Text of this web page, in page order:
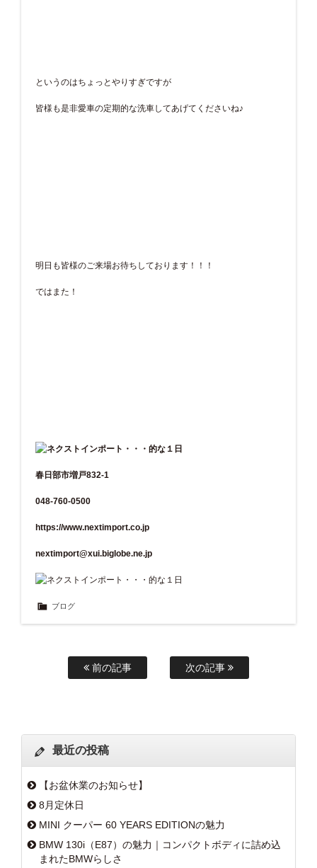
というのはちょっとやりすぎですが
皆様も是非愛車の定期的な洗車してあげてくださいね♪
明日も皆様のご来場お待ちしております！！！
ではまた！
春日部市増戸832-1
048-760-0500
https://www.nextimport.co.jp
nextimport@xui.biglobe.ne.jp
ブログ
前の記事 次の記事
最近の投稿
【お盆休業のお知らせ】
8月定休日
MINI クーパー 60 YEARS EDITIONの魅力
BMW 130i（E87）の魅力｜コンパクトボディに詰め込
まれたBMWらしさ